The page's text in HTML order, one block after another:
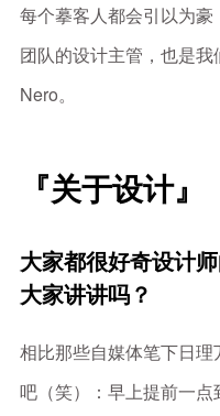
每个摹客人都会引以为
团队的设计主管，也是
Nero。
『关于设计』
大家都很好奇设计
大家讲讲吗？
相比那些自媒体笔下日理
吧（笑）：早上提前一